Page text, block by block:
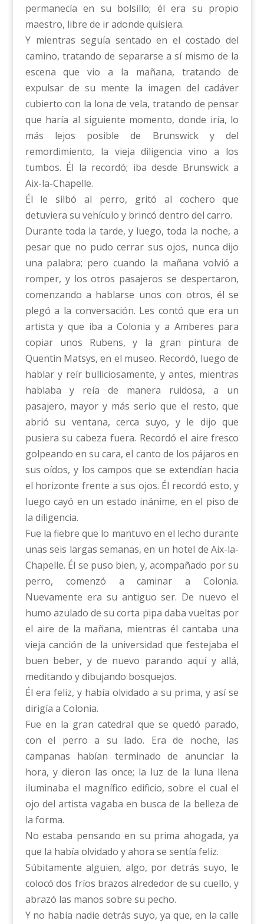
permanecía en su bolsillo; él era su propio
maestro, libre de ir adonde quisiera.
Y mientras seguía sentado en el costado del
camino, tratando de separarse a sí mismo de la
escena que vio a la mañana, tratando de
expulsar de su mente la imagen del cadáver
cubierto con la lona de vela, tratando de pensar
que haría al siguiente momento, donde iría, lo
más lejos posible de Brunswick y del
remordimiento, la vieja diligencia vino a los
tumbos. Él la recordó; iba desde Brunswick a
Aix-la-Chapelle.
Él le silbó al perro, gritó al cochero que
detuviera su vehículo y brincó dentro del carro.
Durante toda la tarde, y luego, toda la noche, a
pesar que no pudo cerrar sus ojos, nunca dijo
una palabra; pero cuando la mañana volvió a
romper, y los otros pasajeros se despertaron,
comenzando a hablarse unos con otros, él se
plegó a la conversación. Les contó que era un
artista y que iba a Colonia y a Amberes para
copiar unos Rubens, y la gran pintura de
Quentin Matsys, en el museo. Recordó, luego de
hablar y reír bulliciosamente, y antes, mientras
hablaba y reía de manera ruidosa, a un
pasajero, mayor y más serio que el resto, que
abrió su ventana, cerca suyo, y le dijo que
pusiera su cabeza fuera. Recordó el aire fresco
golpeando en su cara, el canto de los pájaros en
sus oídos, y los campos que se extendían hacia
el horizonte frente a sus ojos. Él recordó esto, y
luego cayó en un estado inánime, en el piso de
la diligencia.
Fue la fiebre que lo mantuvo en el lecho durante
unas seis largas semanas, en un hotel de Aix-la-
Chapelle. Él se puso bien, y, acompañado por su
perro, comenzó a caminar a Colonia.
Nuevamente era su antiguo ser. De nuevo el
humo azulado de su corta pipa daba vueltas por
el aire de la mañana, mientras él cantaba una
vieja canción de la universidad que festejaba el
buen beber, y de nuevo parando aquí y allá,
meditando y dibujando bosquejos.
Él era feliz, y había olvidado a su prima, y así se
dirigía a Colonia.
Fue en la gran catedral que se quedó parado,
con el perro a su lado. Era de noche, las
campanas habían terminado de anunciar la
hora, y dieron las once; la luz de la luna llena
iluminaba el magnífico edificio, sobre el cual el
ojo del artista vagaba en busca de la belleza de
la forma.
No estaba pensando en su prima ahogada, ya
que la había olvidado y ahora se sentía feliz.
Súbitamente alguien, algo, por detrás suyo, le
colocó dos fríos brazos alrededor de su cuello, y
abrazó las manos sobre su pecho.
Y no había nadie detrás suyo, ya que, en la calle